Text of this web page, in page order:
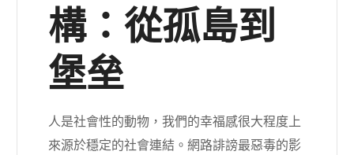
構：從孤島到
堡垒
人是社會性的動物，我們的幸福感很大程度上
來源於穩定的社會連結。網路誹謗最惡毒的影